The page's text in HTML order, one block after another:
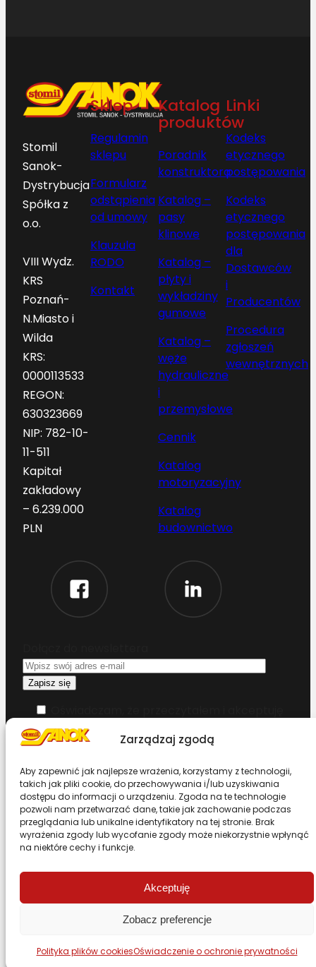
Zarządzaj zgodą
Aby zapewnić jak najlepsze wrażenia, korzystamy z technologii,
takich jak pliki cookie, do przechowywania i/lub uzyskiwania
dostępu do informacji o urządzeniu. Zgoda na te technologie
pozwoli nam przetwarzać dane, takie jak zachowanie podczas
przeglądania lub unikalne identyfikatory na tej stronie. Brak
wyrażenia zgody lub wycofanie zgody może niekorzystnie wpłynąć
na niektóre cechy i funkcje.
Akceptuję
Zobacz preferencje
Polityka plików cookiesOświadczenie o ochronie prywatności
Stomil
Sanok-
Dystrybucja
Spółka z
o.o.
VIII Wydz.
KRS
Poznań-
N.Miasto i
Wilda
KRS:
0000113533
REGON:
630323669
NIP: 782-10-
11-511
Kapitał
zakładowy
– 6.239.000
PLN
Sklep
Regulamin
sklepu
Formularz
odstąpienia
od umowy
Klauzula
RODO
Kontakt
Katalog
produktów
Poradnik
konstruktora
Katalog –
pasy
klinowe
Katalog –
płyty i
wykładziny
gumowe
Katalog –
węże
hydrauliczne
i
przemysłowe
Cennik
Katalog
motoryzacyjny
Katalog
budownictwo
Linki
Kodeks
etycznego
postępowania
Kodeks
etycznego
postępowania
dla
Dostawców
i
Producentów
Procedura
zgłoszeń
wewnętrznych
warunki korzystania z serwisu
Design & Code by Foxstudio.eu
Przewiń stronę do góry